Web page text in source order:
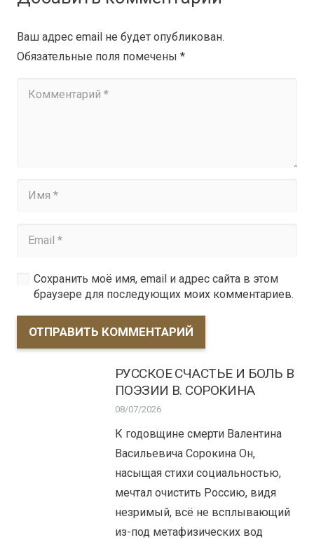
Ваш адрес email не будет опубликован.
Обязательные поля помечены *
Сохранить моё имя, email и адрес сайта в этом
браузере для последующих моих комментариев.
ОТПРАВИТЬ КОММЕНТАРИЙ
РУССКОЕ СЧАСТЬЕ И БОЛЬ В
ПОЭЗИИ В. СОРОКИНА
08/07/2026
К годовщине смерти Валентина
Васильевича Сорокина Он,
насыщая стихи социальностью,
мечтал очистить Россию, видя
незримый, всё не всплывающий
из-под метафизических вод